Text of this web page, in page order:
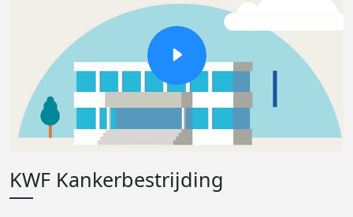
KWF Kankerbestrijding